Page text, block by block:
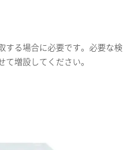
する場合に必要です。必要な検
増設してください。